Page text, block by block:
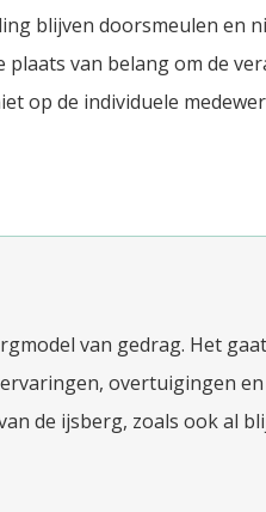
blijven doorsmeulen en
plaats van belang om de
op de individuele
van gedrag. Het
overtuigingen
de ijsberg, zoals ook al